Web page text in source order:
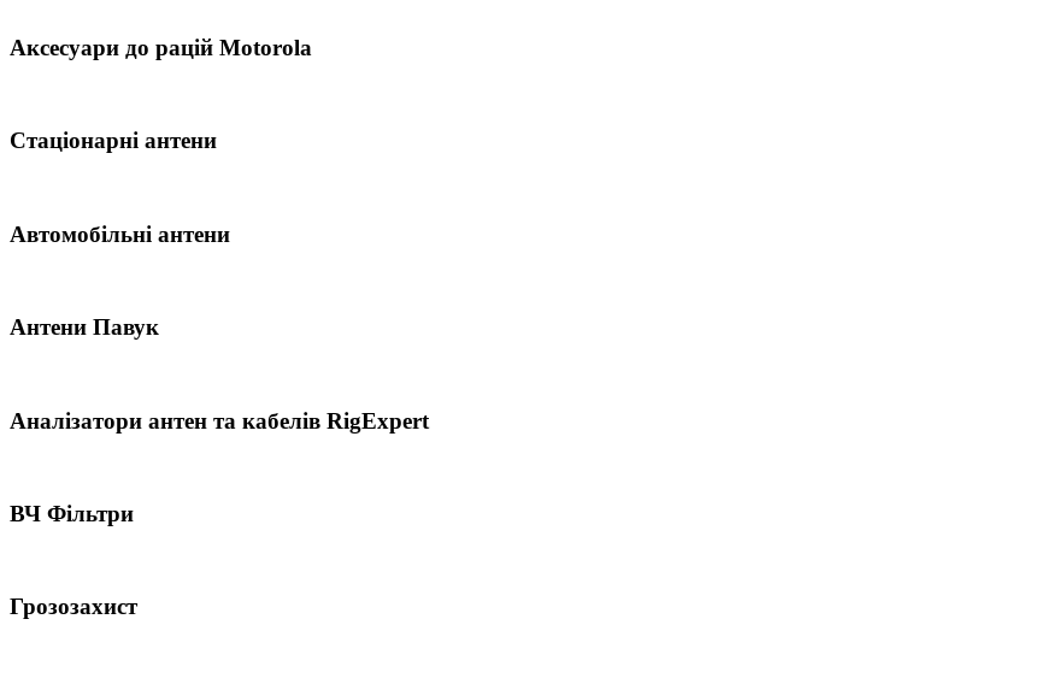
Аксесуари до рацій Motorola
Стаціонарні антени
Автомобільні антени
Антени Павук
Аналізатори антен та кабелів RigExpert
ВЧ Фільтри
Грозозахист